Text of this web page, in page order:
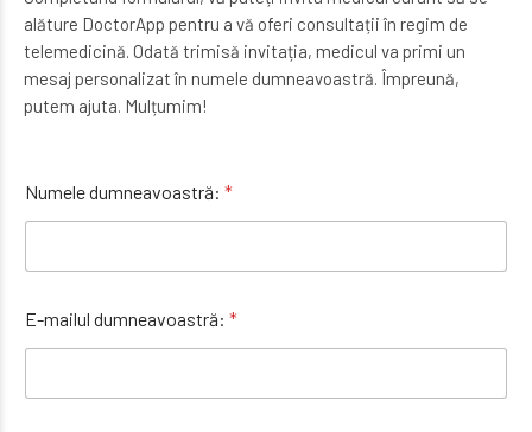
alăture DoctorApp pentru a vă oferi consultații în regim de
telemedicină. Odată trimisă invitația, medicul va primi un
mesaj personalizat în numele dumneavoastră. Împreună,
putem ajuta. Mulțumim!
Numele dumneavoastră: *
E-mailul dumneavoastră: *